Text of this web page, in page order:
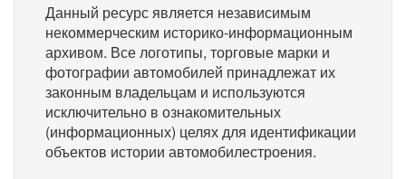
Данный ресурс является независимым
некоммерческим историко-информационным
архивом. Все логотипы, торговые марки и
фотографии автомобилей принадлежат их
законным владельцам и используются
исключительно в ознакомительных
(информационных) целях для идентификации
объектов истории автомобилестроения.